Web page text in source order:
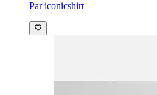
Par iconicshirt